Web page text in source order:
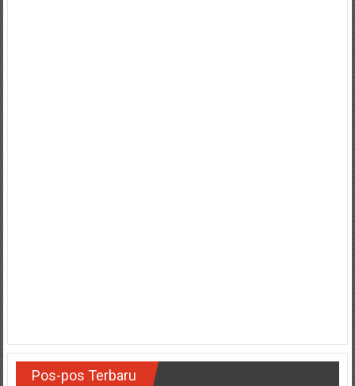
Pos-pos Terbaru